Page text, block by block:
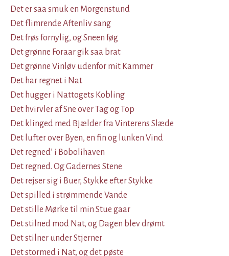
Det er saa smuk en Morgenstund
Det flimrende Aftenliv sang
Det frøs fornylig, og Sneen føg
Det grønne Foraar gik saa brat
Det grønne Vinløv udenfor mit Kammer
Det har regnet i Nat
Det hugger i Nattogets Kobling
Det hvirvler af Sne over Tag og Top
Det klinged med Bjælder fra Vinterens Slæde
Det lufter over Byen, en fin og lunken Vind
Det regned’ i Bobolihaven
Det regned. Og Gadernes Stene
Det rejser sig i Buer, Stykke efter Stykke
Det spilled i strømmende Vande
Det stille Mørke til min Stue gaar
Det stilned mod Nat, og Dagen blev drømt
Det stilner under Stjerner
Det stormed i Nat, og det pøste